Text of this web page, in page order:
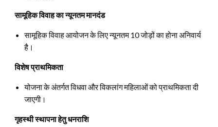
सामूहिक विवाह का न्यूनतम मानदंड
सामूहिक विवाह आयोजन के लिए न्यूनतम 10 जोड़ों का होना अनिवार्य
है।
विशेष प्राथमिकता
योजना के अंतर्गत विधवा और विकलांग महिलाओं को प्राथमिकता दी
जाएगी।
गृहस्थी स्थापना हेतु धनराशि